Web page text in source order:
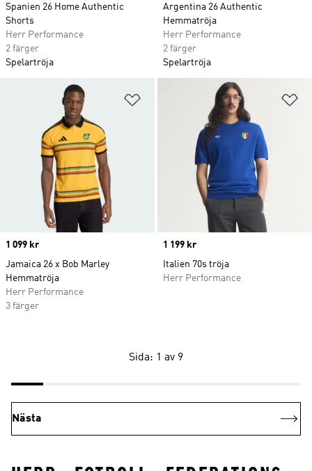
Spanien 26 Home Authentic
Shorts
Herr Performance
2 färger
Spelartröja
Argentina 26 Authentic
Hemmatröja
Herr Performance
2 färger
Spelartröja
Lägg till på önskelistan
Price
1 099 kr
Jamaica 26 x Bob Marley
Hemmatröja
Herr Performance
3 färger
Price
1 199 kr
Italien 70s tröja
Herr Performance
Sida: 1 av 9
Nästa